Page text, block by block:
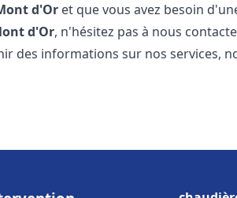
d'Or et que vous avez besoin
d'Or, n'hésitez pas à nous
des informations sur nos services,